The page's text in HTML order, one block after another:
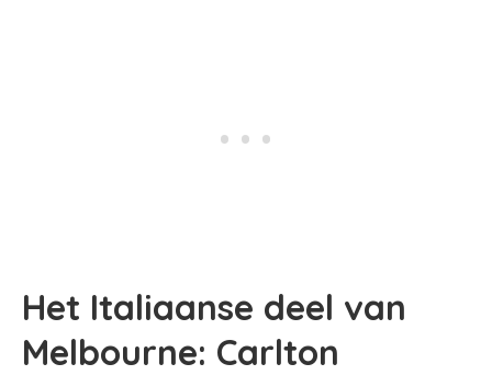
Het Italiaanse deel van
Melbourne: Carlton